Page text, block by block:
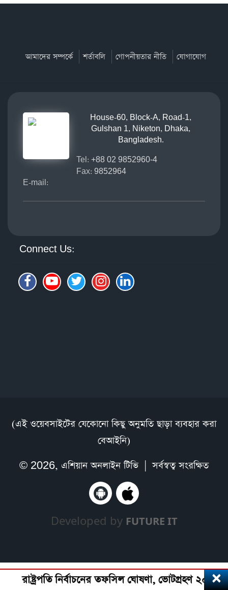
আমাদের সম্পর্কে শর্তাবলি গোপনীয়তার নীতি যোগাযোগ
House-60, Block-A, Road-1,
Gulshan 1, Niketon, Dhaka,
Bangladesh.
Tel: +88 02 9852960-4
Fax: 9852964
E-mail:
Connect Us:
(এই ওয়েবসাইটের যেকোনো কিছু অনুমতি ছাড়া ব্যবহার করা
বেআইনি)
© 2026, এশিয়ান অনলাইন টিভি| সর্বস্বত্ব সংরক্ষিত
Developed by FUTURE IT
রাষ্ট্রপতি নির্বাচনের তফসিল ঘোষণা, ভোটগ্রহণ ২০ ×